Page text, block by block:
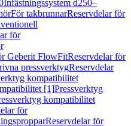
Infästningssystem d250–
För takbrunnarReservdelar för
för
Geberit FlowFitReservdelar för
pressverktygReservdelar
kompatibilitet
[1]Pressverktyg
kompatibilitet
för
Reservdelar för